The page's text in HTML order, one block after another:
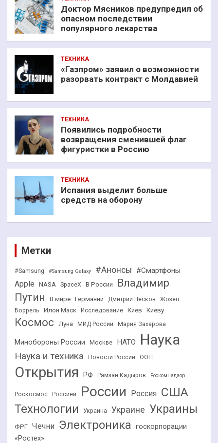
Доктор Мясников предупредил об
опасном последствии
популярного лекарства
ТЕХНИКА
«Газпром» заявил о возможности
разорвать контракт с Молдавией
ТЕХНИКА
Появились подробности
возвращения сменившей флаг
фигуристки в Россию
ТЕХНИКА
Испания выделит больше
средств на оборону
Метки
#Samsung #Samsung Galaxy #Анонсы #Смартфоны
Apple NASA SpaceX В России
Владимир
Путин
В мире Германии Дмитрий Песков
Жозеп
Боррель
Илон Маск Исследование Киев Киеву
Космос Луна МИД России Мария Захарова
Минобороны России Москве НАТО Наука
Наука и техника Новости России ООН
Открытия РФ Рамзан Кадыров Роскомнадзор
Роскосмос Россией России Россия США
Технологии Украина Украине Украины
ФРГ Чечни Электроника госкорпорации
«Ростех»